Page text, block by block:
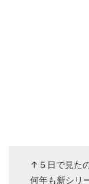
↑５日で見た
何年も新シリ